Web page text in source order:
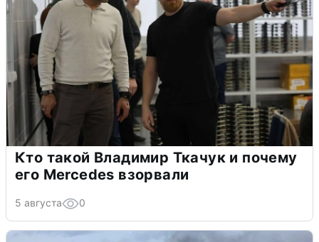
Кто такой Владимир Ткачук и почему
его Mercedes взорвали
5 августа 0